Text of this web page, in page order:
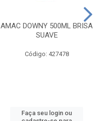
AMAC DOWNY 500ML BRISA
SUAVE
Código: 427478
Faça seu login ou